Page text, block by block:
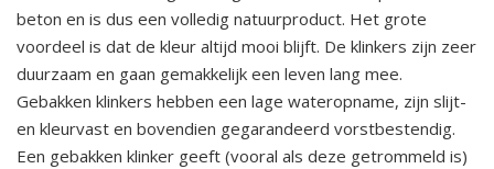
beton en is dus een volledig natuurproduct. Het grote
voordeel is dat de kleur altijd mooi blijft. De klinkers zijn zeer
duurzaam en gaan gemakkelijk een leven lang mee.
Gebakken klinkers hebben een lage wateropname, zijn slijt-
en kleurvast en bovendien gegarandeerd vorstbestendig.
Een gebakken klinker geeft (vooral als deze getrommeld is)